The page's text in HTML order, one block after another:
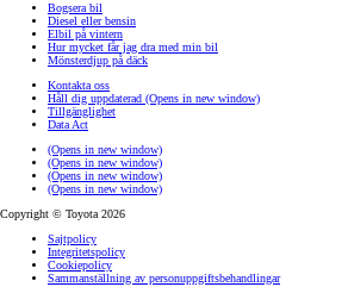
Bogsera bil
Diesel eller bensin
Elbil på vintern
Hur mycket får jag dra med min bil
Mönsterdjup på däck
Kontakta oss
Håll dig uppdaterad (Opens in new window)
Tillgänglighet
Data Act
(Opens in new window)
(Opens in new window)
(Opens in new window)
(Opens in new window)
Copyright © Toyota 2026
Sajtpolicy
Integritetspolicy
Cookiepolicy
Sammanställning av personuppgiftsbehandlingar